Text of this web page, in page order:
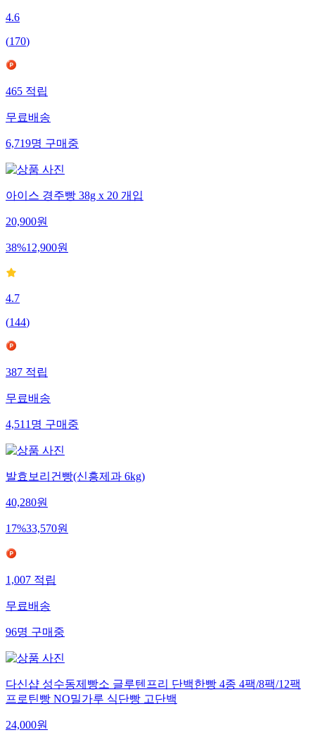
4.6
(170)
465적립
무료배송
6,719명구매중
아이스 경주빵 38g x 20 개입
20,900원
38%12,900원
4.7
(144)
387적립
무료배송
4,511명구매중
발효보리건빵(신흥제과 6kg)
40,280원
17%33,570원
1,007적립
무료배송
96명구매중
다신샵 성수동제빵소 글루텐프리 단백한빵 4종 4팩/8팩/12팩
프로틴빵 NO밀가루 식단빵 고단백
24,000원